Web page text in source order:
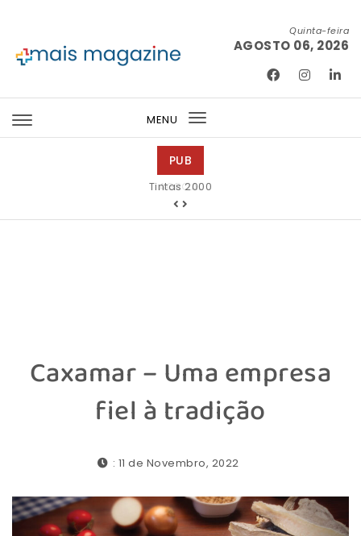
Quinta-feira
AGOSTO 06, 2026
MENU
Toggle
PUB
Tintas 2000
Caxamar – Uma empresa
fiel à tradição
: 11 de Novembro, 2022